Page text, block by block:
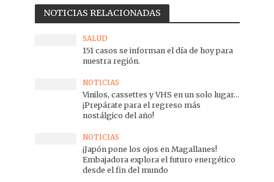
NOTICIAS RELACIONADAS
SALUD
151 casos se informan el día de hoy para
nuestra región.
NOTICIAS
Vinilos, cassettes y VHS en un solo lugar…
¡Prepárate para el regreso más
nostálgico del año!
NOTICIAS
¡Japón pone los ojos en Magallanes!
Embajadora explora el futuro energético
desde el fin del mundo